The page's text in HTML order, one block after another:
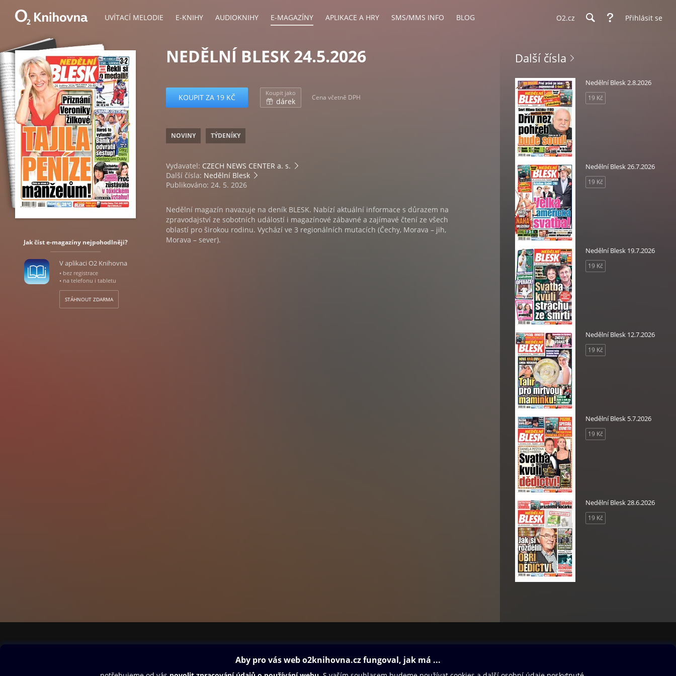
UVÍTACÍ MELODIE E-KNIHY AUDIOKNIHY E-MAGAZÍNY APLIKACE A HRY SMS/MMS INFO BLOG O2.cz Přihlásit se
Jak číst e-magazíny nejpohodlněji?
V aplikaci O2 Knihovna
• bez registrace
• na telefonu i tabletu
STÁHNOUT ZDARMA
NEDĚLNÍ BLESK 24.5.2026
KOUPIT ZA 19 KČ Koupit jako
dárek Cena včetně DPH
NOVINY TÝDENÍKY
Vydavatel: CZECH NEWS CENTER a. s.
Další čísla: Nedělní Blesk
Publikováno: 24. 5. 2026
Nedělní magazín navazuje na deník BLESK. Nabízí aktuální informace s důrazem na
zpravodajství ze sobotních událostí i magazínové zábavné a zajímavé čtení ze všech
oblastí pro širokou rodinu. Vychází ve 3 regionálních mutacích (Čechy, Morava – jih,
Morava – sever).
Další čísla
Nedělní Blesk 2.8.2026
19 Kč
Nedělní Blesk 26.7.2026
19 Kč
Nedělní Blesk 19.7.2026
19 Kč
Nedělní Blesk 12.7.2026
19 Kč
Nedělní Blesk 5.7.2026
19 Kč
Nedělní Blesk 28.6.2026
19 Kč
Aplikace a hry